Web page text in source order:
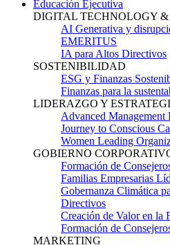
Educación Ejecutiva
DIGITAL TECHNOLOGY
AI Generativa y
EMERITUS
IA para Altos Directivos
SOSTENIBILIDAD
ESG y Finanzas
Finanzas para la
LIDERAZGO Y
Advanced Management
Journey to Conscious
Women Leading
GOBIERNO
Formación de
Familias Empresarias
Gobernanza Climática
Directivos
Creación de Valor en la
Formación de
MARKETING